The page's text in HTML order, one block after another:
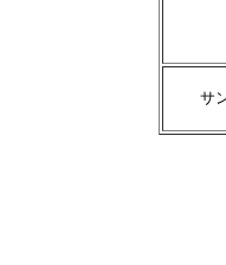
サ